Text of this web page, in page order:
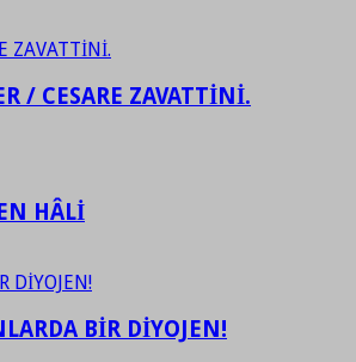
/ CESARE ZAVATTİNİ.
HÂLİ
BİR DİYOJEN!